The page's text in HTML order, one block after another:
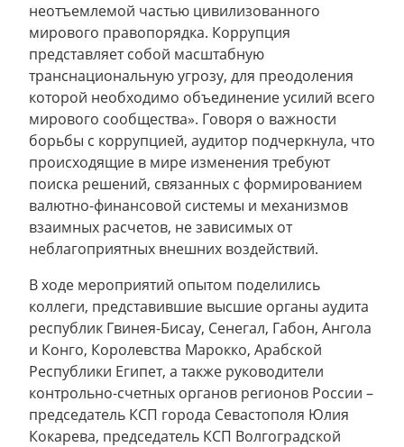
неотъемлемой частью цивилизованного
мирового правопорядка. Коррупция
представляет собой масштабную
транснациональную угрозу, для преодоления
которой необходимо объединение усилий всего
мирового сообщества». Говоря о важности
борьбы с коррупцией, аудитор подчеркнула, что
происходящие в мире изменения требуют
поиска решений, связанных с формированием
валютно-финансовой системы и механизмов
взаимных расчетов, не зависимых от
неблагоприятных внешних воздействий.
В ходе мероприятий опытом поделились
коллеги, представившие высшие органы аудита
республик Гвинея-Бисау, Сенегал, Габон, Ангола
и Конго, Королевства Марокко, Арабской
Республики Египет, а также руководители
контрольно-счетных органов регионов России –
председатель КСП города Севастополя Юлия
Кокарева, председатель КСП Волгоградской